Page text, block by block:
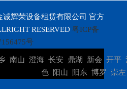
诚辉荣设备租赁有限公司 官方
RESERVED 粤ICP备
号
南山 澄海 长安 鼎湖 新会 开平
色
阳山 阳东 博罗 崇左